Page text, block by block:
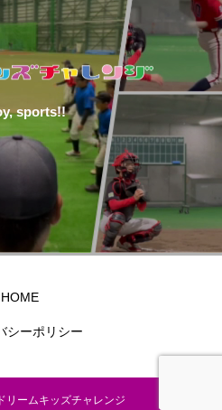
sports!!
HOME
シーポリシー
リームキッズチャレンジ